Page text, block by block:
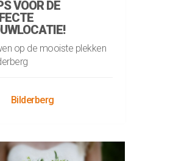
VOOR DE
op de mooiste plekken
Bilderberg